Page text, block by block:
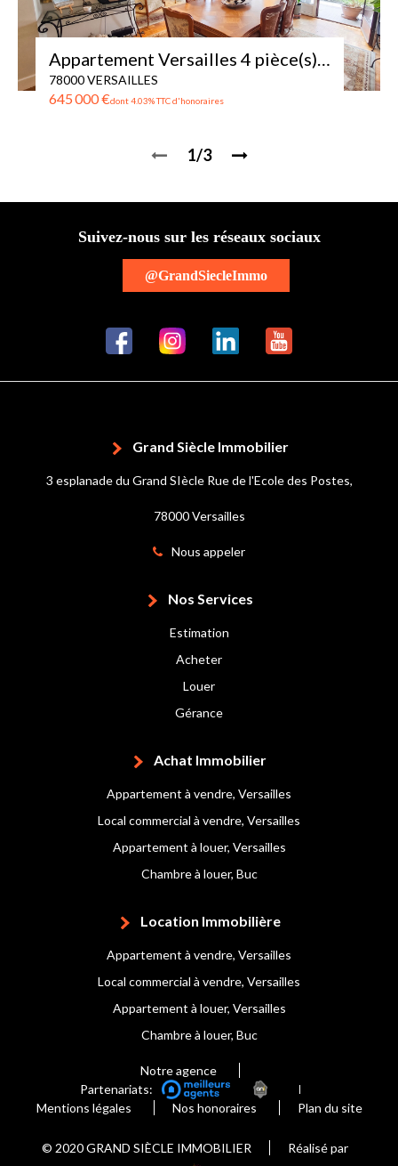
Appartement Versailles 4 pièce(s) 92 m2 + balcon
78000 VERSAILLES
645 000 €dont 4.03% TTC d'honoraires
1/3
Suivez-nous sur les réseaux sociaux
@GrandSiecleImmo
Grand Siècle Immobilier
3 esplanade du Grand SIècle Rue de l'Ecole des Postes,
78000 Versailles
Nous appeler
Nos Services
Estimation
Acheter
Louer
Gérance
Achat Immobilier
Appartement à vendre, Versailles
Local commercial à vendre, Versailles
Appartement à louer, Versailles
Chambre à louer, Buc
Location Immobilière
Appartement à vendre, Versailles
Local commercial à vendre, Versailles
Appartement à louer, Versailles
Chambre à louer, Buc
Notre agence
Partenariats:
Mentions légales
Nos honoraires Plan du site
© 2020 GRAND SIÈCLE IMMOBILIER Réalisé par